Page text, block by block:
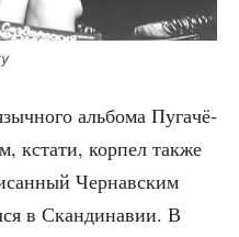
аль­бо­ма Пуга­чё­
кста­ти, кор­пел так­же
Чер­нав­ским
в Скан­ди­на­вии. В